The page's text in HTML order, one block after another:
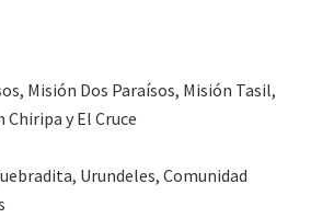
Misión Dos Paraísos, Misión Tasil,
y El Cruce
Urundeles, Comunidad